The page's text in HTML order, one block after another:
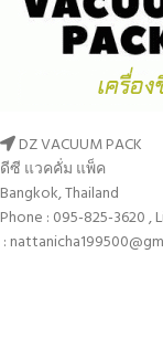
DZ VACUUM PACK
ดีซี แวคคั่ม แพ็ค
Bangkok, Thailand
Phone : 095-825-3620 ,
: